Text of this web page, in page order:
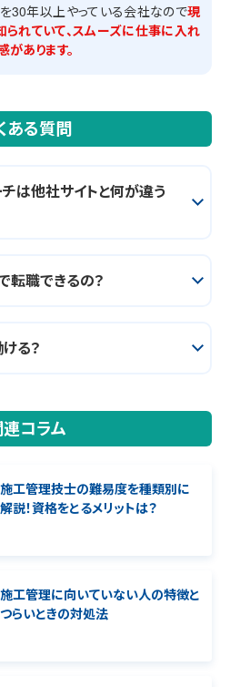
30年以上やっている会社なので現
られていて、スムーズに仕事に入れ
あります。
ある質問
は他社サイトと何が違う
転職できるの？
る？
コラム
施工管理技士の難易度を種類別に
解説！資格をとるメリットは？
施工管理に向いていない人の特徴と
つらいときの対処法